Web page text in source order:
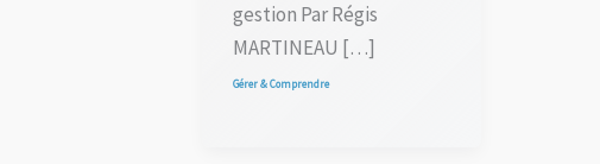
gestion Par Régis
MARTINEAU […]
Gérer & Comprendre